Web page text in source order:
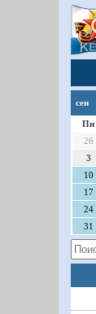
сен
Пн
26
3
10
17
24
31